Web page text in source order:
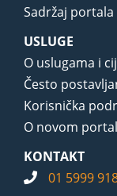
Sadržaj portala
USLUGE
O uslugama i
Često
Korisnička
O novom
KONTAKT
01 5999